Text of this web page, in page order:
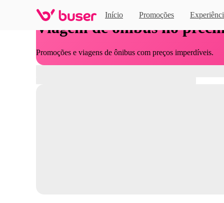
Início Promoções
Viagem de ônibus no
Promoções e viagens de ônibus com preços imperdíveis.